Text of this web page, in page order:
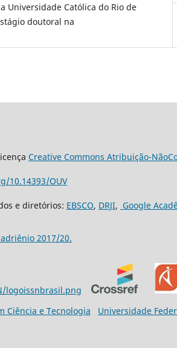
Universidade Católica do Rio de
doutoral na
Creative Commons Atribuição-
10.14393/OUV
e diretórios: EBSCO, DRJI, Google
2017/20.
Ciência e Tecnologia Universidade